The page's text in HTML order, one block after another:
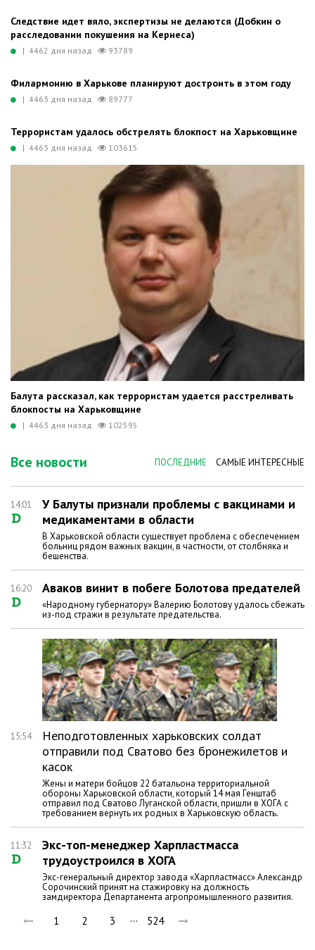
Следствие идет вяло, экспертизы не делаются (Добкин о
расследовании покушения на Кернеса)
| 4462 дня назад 93789
Филармонию в Харькове планируют достроить в этом году
| 4463 дня назад 89777
Террористам удалось обстрелять блокпост на Харьковщине
| 4463 дня назад 103615
Балута рассказал, как террористам удается расстреливать
блокпосты на Харьковщине
| 4463 дня назад 102595
Все новости ПОСЛЕДНИЕ САМЫЕ ИНТЕРЕСНЫЕ
14:01
У Балуты признали проблемы с вакцинами и
медикаментами в области
В Харьковской области существует проблема с обеспечением
больниц рядом важных вакцин, в частности, от столбняка и
бешенства.
16:20 Аваков винит в побеге Болотова предателей
«Народному губернатору» Валерию Болотову удалось сбежать
из-под стражи в результате предательства.
15:54
Неподготовленных харьковских солдат
отправили под Сватово без бронежилетов и
касок
Жены и матери бойцов 22 батальона территориальной
обороны Харьковской области, который 14 мая Генштаб
отправил под Сватово Луганской области, пришли в ХОГА с
требованием вернуть их родных в Харьковскую область.
11:32
Экс-топ-менеджер Харпластмасса
трудоустроился в ХОГА
Экс-генеральный директор завода «Харпластмасс» Александр
Сорочинский принят на стажировку на должность
замдиректора Департамента агропромышленного развития.
1 2 3 … 524